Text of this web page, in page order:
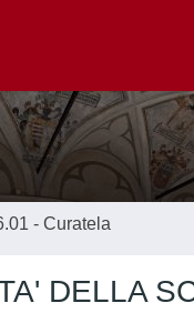
- Curatela
DELLA